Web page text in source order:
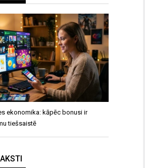
ekonomika: kāpēc bonusi ir
tiešsaistē